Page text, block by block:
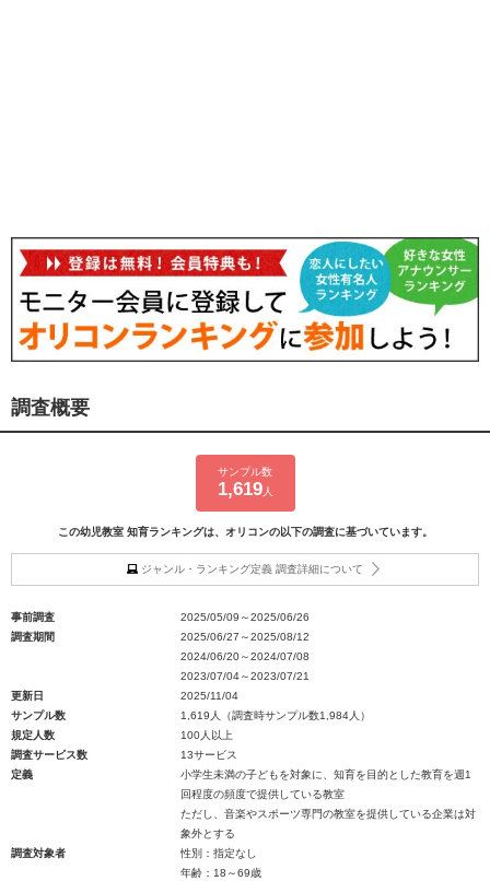
調査概要
サンプル数
1,619人
この幼児教室 知育ランキングは、オリコンの以下の調査に基づいています。
ジャンル・ランキング定義 調査詳細について
事前調査
2025/05/09～2025/06/26
調査期間
2025/06/27～2025/08/12
2024/06/20～2024/07/08
2023/07/04～2023/07/21
更新日
2025/11/04
サンプル数
1,619人（調査時サンプル数1,984人）
規定人数
100人以上
調査サービス数
13サービス
定義
小学生未満の子どもを対象に、知育を目的とした教育を週1
回程度の頻度で提供している教室
ただし、音楽やスポーツ専門の教室を提供している企業は対
象外とする
調査対象者
性別：指定なし
年齢：18～69歳